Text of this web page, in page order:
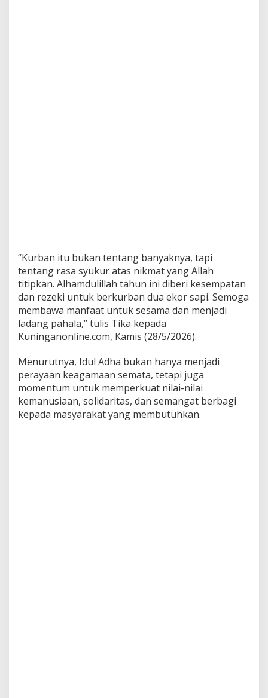
“Kurban itu bukan tentang banyaknya, tapi
tentang rasa syukur atas nikmat yang Allah
titipkan. Alhamdulillah tahun ini diberi kesempatan
dan rezeki untuk berkurban dua ekor sapi. Semoga
membawa manfaat untuk sesama dan menjadi
ladang pahala,” tulis Tika kepada
Kuninganonline.com, Kamis (28/5/2026).
Menurutnya, Idul Adha bukan hanya menjadi
perayaan keagamaan semata, tetapi juga
momentum untuk memperkuat nilai-nilai
kemanusiaan, solidaritas, dan semangat berbagi
kepada masyarakat yang membutuhkan.